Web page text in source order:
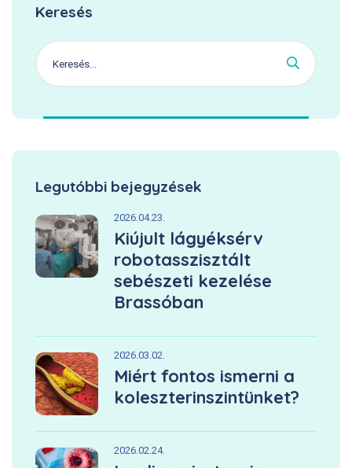
Keresés
Legutóbbi bejegyzések
2026.04.23.
Kiújult lágyéksérv
robotasszisztált
sebészeti kezelése
Brassóban
2026.03.02.
Miért fontos ismerni a
koleszterinszintünket?
2026.02.24.